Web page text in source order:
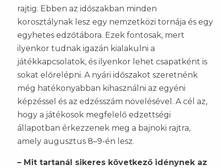
rajtig. Ebben az időszakban minden
korosztálynak lesz egy nemzetközi tornája és egy
egyhetes edzőtábora. Ezek fontosak, mert
ilyenkor tudnak igazán kialakulni a
játékkapcsolatok, és ilyenkor lehet csapatként is
sokat előrelépni. A nyári időszakot szeretnénk
még hatékonyabban kihasználni az egyéni
képzéssel és az edzésszám növelésével. A cél az,
hogy a játékosok megfelelő edzettségi
állapotban érkezzenek meg a bajnoki rajtra,
amely augusztus 8–9-én lesz.
– Mit tartanál sikeres következő idénynek az